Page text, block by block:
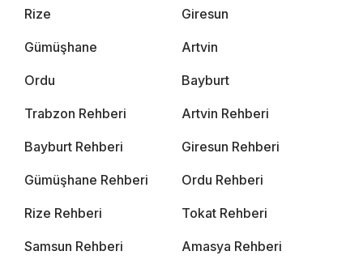
Rize Giresun
Gümüşhane Artvin
Ordu Bayburt
Trabzon Rehberi Artvin Rehberi
Bayburt Rehberi Giresun Rehberi
Gümüşhane Rehberi Ordu Rehberi
Rize Rehberi Tokat Rehberi
Samsun Rehberi Amasya Rehberi